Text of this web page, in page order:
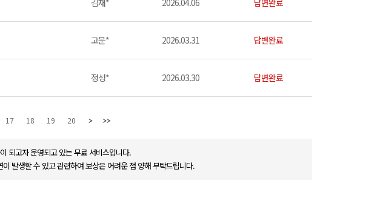
김재* 2026.04.06 답변완료
고문* 2026.03.31 답변완료
정성* 2026.03.30 답변완료
17 18 19 20
되고자 운영되고 있는 무료 서비스입니다.
발생할 수 있고 관련하여 보상은 어려운 점 양해 부탁드립니다.